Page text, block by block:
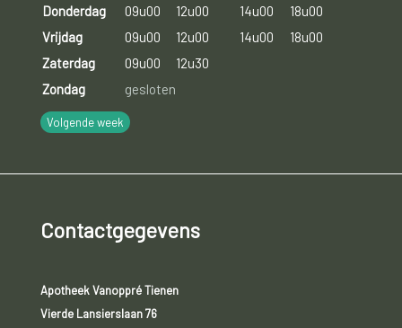
Donderdag
09u00 12u00 14u00
18u00
Vrijdag
09u00 12u00 14u00
18u00
Zaterdag
09u00
12u30
Zondag
gesloten
Volgende week
Contactgegevens
Apotheek Vanoppré Tienen
Vierde Lansierslaan 76